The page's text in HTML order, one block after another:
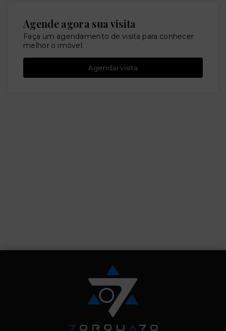
Agende agora sua visita
Faça um agendamento de visita para conhecer
melhor o imóvel.
Agendar visita